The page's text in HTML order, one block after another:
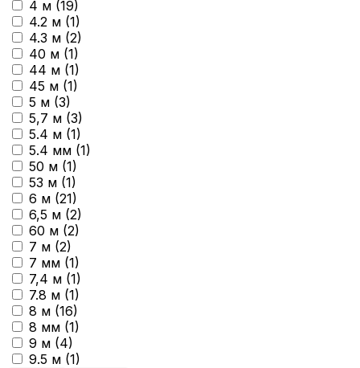
4 м (19)
4.2 м (1)
4.3 м (2)
40 м (1)
44 м (1)
45 м (1)
5 м (3)
5,7 м (3)
5.4 м (1)
5.4 мм (1)
50 м (1)
53 м (1)
6 м (21)
6,5 м (2)
60 м (2)
7 м (2)
7 мм (1)
7,4 м (1)
7.8 м (1)
8 м (16)
8 мм (1)
9 м (4)
9.5 м (1)